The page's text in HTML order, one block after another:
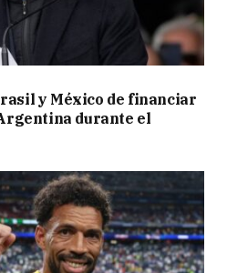
y México de financiar
durante el